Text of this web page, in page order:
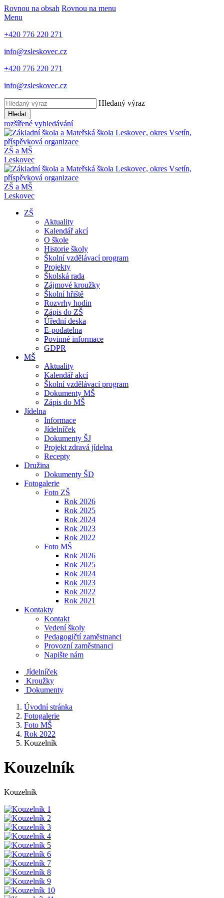
Rovnou na obsah Rovnou na menu
Menu
+420 776 220 271
info@zsleskovec.cz
+420 776 220 271
info@zsleskovec.cz
Hledaný výraz
Hledat
rozšířené vyhledávání
ZŠ a MŠ
Leskovec
ZŠ a MŠ
Leskovec
ZŠ
Aktuality
Kalendář akcí
O škole
Historie školy
Školní vzdělávací program
Projekty
Školská rada
Zájmové kroužky
Školní hřiště
Rozvrhy hodin
Zápis do ZŠ
Úřední deska
E-podatelna
Povinné informace
GDPR
MŠ
Aktuality
Kalendář akcí
Školní vzdělávací program
Dokumenty MŠ
Zápis do MŠ
Jídelna
Informace
Jídelníček
Dokumenty ŠJ
Projekt zdravá jídelna
Recepty
Družina
Dokumenty ŠD
Fotogalerie
Foto ZŠ
Rok 2026
Rok 2025
Rok 2024
Rok 2023
Rok 2022
Foto MŠ
Rok 2026
Rok 2025
Rok 2024
Rok 2023
Rok 2022
Rok 2021
Kontakty
Kontakt
Vedení školy
Pedagogičtí zaměstnanci
Provozní zaměstnanci
Napište nám
Jídelníček
Kroužky
Dokumenty
Úvodní stránka
Fotogalerie
Foto MŠ
Rok 2022
Kouzelník
Kouzelník
Kouzelník